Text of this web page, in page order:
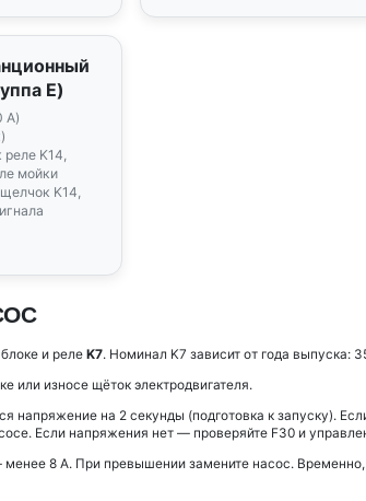
E)
А)
реле K14,
мойки
K14,
и реле K7. Номинал K7 зависит от года выпуска:
или износе щёток электродвигателя.
напряжение на 2 секунды (подготовка к запуску).
Если напряжения нет — проверяйте F30 и
8 А. При превышении замените насос.